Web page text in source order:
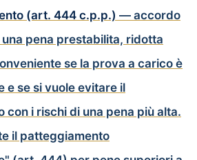
(art. 444 c.p.p.) — accordo
una pena prestabilita, ridotta
se la prova a carico è
e se si vuole evitare il
con i rischi di una pena più alta.
il patteggiamento